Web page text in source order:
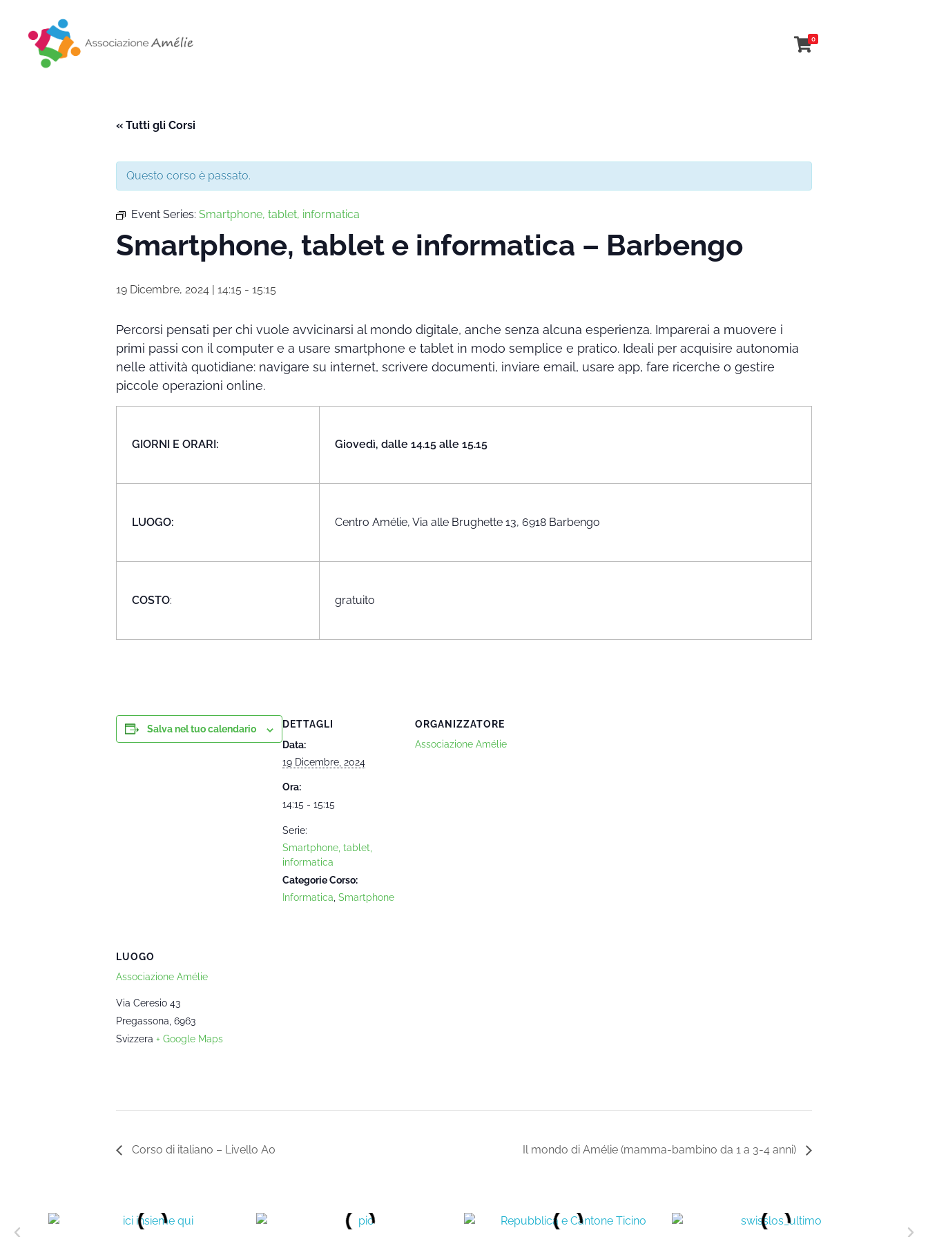
0
« Tutti gli Corsi
Questo corso è passato.
Event Series: Smartphone, tablet, informatica
Smartphone, tablet e informatica – Barbengo
19 Dicembre, 2024 | 14:15 - 15:15
Percorsi pensati per chi vuole avvicinarsi al mondo digitale, anche senza alcuna esperienza. Imparerai a muovere i
primi passi con il computer e a usare smartphone e tablet in modo semplice e pratico. Ideali per acquisire autonomia
nelle attività quotidiane: navigare su internet, scrivere documenti, inviare email, usare app, fare ricerche o gestire
piccole operazioni online.
GIORNI E ORARI: Giovedì, dalle 14.15 alle 15.15
LUOGO: Centro Amélie, Via alle Brughette 13, 6918 Barbengo
COSTO: gratuito
Salva nel tuo calendario
DETTAGLI
Data:
19 Dicembre, 2024
Ora:
14:15 - 15:15
Serie:
Smartphone, tablet,
informatica
Categorie Corso:
Informatica Smartphone
ORGANIZZATORE
Associazione Amélie
LUOGO
Associazione Amélie
Via Ceresio 43
Pregassona 6963
Svizzera + Google Maps
Corso di italiano – Livello A0 Il mondo di Amélie (mamma-bambino da 1 a 3-4 anni)